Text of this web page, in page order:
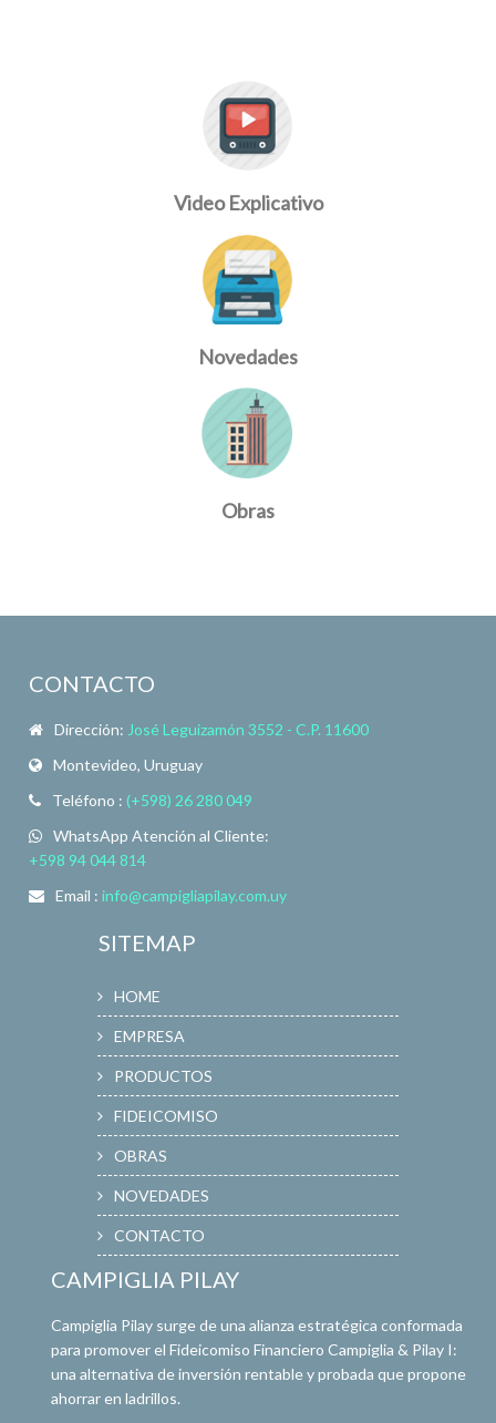
Video Explicativo
Novedades
Obras
CONTACTO
Dirección: José Leguizamón 3552 - C.P. 11600
Montevideo, Uruguay
Teléfono : (+598) 26 280 049
WhatsApp Atención al Cliente:
+598 94 044 814
Email :info@campigliapilay.com.uy
SITEMAP
HOME
EMPRESA
PRODUCTOS
FIDEICOMISO
OBRAS
NOVEDADES
CONTACTO
CAMPIGLIA PILAY
Campiglia Pilay surge de una alianza estratégica conformada
para promover el Fideicomiso Financiero Campiglia & Pilay I:
una alternativa de inversión rentable y probada que propone
ahorrar en ladrillos.